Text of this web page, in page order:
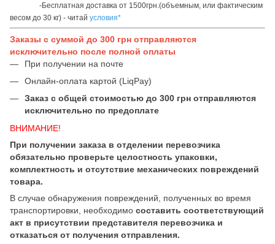
-Бесплатная доставка от 1500грн.(объемным, или фактическим
весом до 30 кг) - читай условия*
Заказы с суммой до 300 грн отправляются
исключительно после полной оплаты
При получении на почте
Онлайн-оплата картой (LiqPay)
Заказ с общей стоимостью до 300 грн отправляются
исключительно по предоплате
ВНИМАНИЕ!
При получении заказа в отделении перевозчика
обязательно проверьте целостность упаковки,
комплектность и отсутствие механических повреждений
товара.
В случае обнаружения повреждений, полученных во время
транспортировки, необходимо составить соответствующий
акт в присутствии представителя перевозчика и
отказаться от получения отправления.